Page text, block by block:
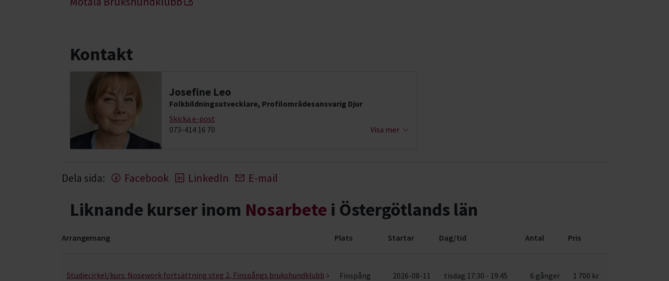
Kontakt
Josefine Leo
Folkbildningsutvecklare, Profilområdesansvarig Djur
Skicka e-post
073-414 16 70
Visa mer
Dela sida: Facebook LinkedIn E-mail
Liknande kurser inom Nosarbete i Östergötlands län
Arrangemang Plats Startar Dag/tid Antal Pris
Studiecirkel/kurs: Nosework fortsättning steg 2, Finspångs brukshundklubb Finspång 2026-08-11 tisdag 17:30 - 19:45 6 gånger 1 700 kr